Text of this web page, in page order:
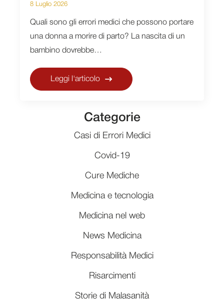
8 Luglio 2026
Quali sono gli errori medici che possono portare
una donna a morire di parto? La nascita di un
bambino dovrebbe…
Leggi l'articolo
Categorie
Casi di Errori Medici
Covid-19
Cure Mediche
Medicina e tecnologia
Medicina nel web
News Medicina
Responsabilità Medici
Risarcimenti
Storie di Malasanità